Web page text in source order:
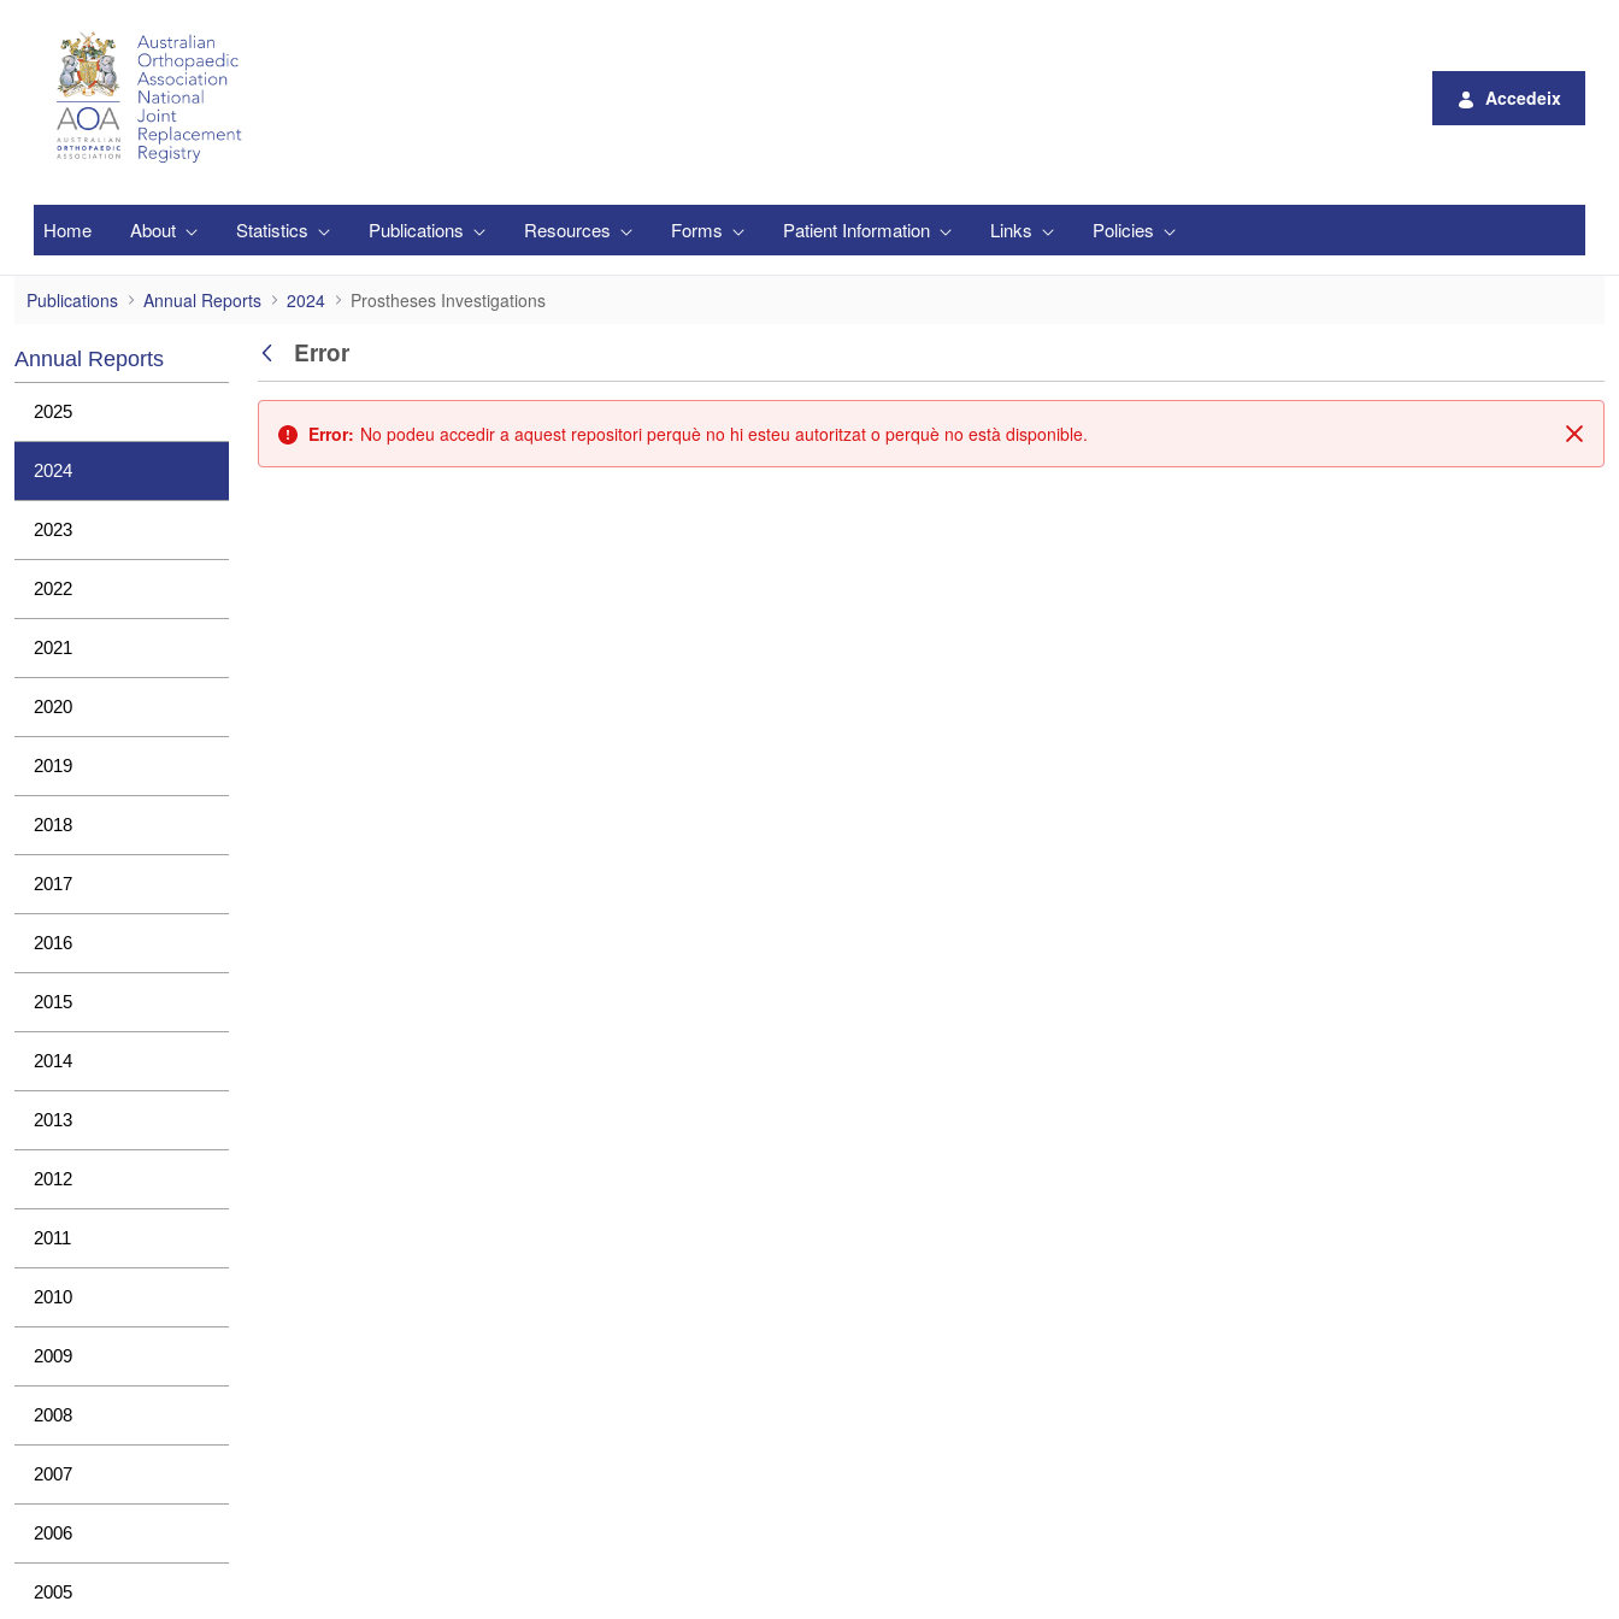
Accedeix
Home About Statistics Publications Resources Forms Patient Information Links Policies
Prostheses Investigations
Publications Annual Reports 2024 Prostheses Investigations
Annual Reports
2025
2024
2023
2022
2021
2020
2019
2018
2017
2016
2015
2014
2013
2012
2011
2010
2009
2008
2007
2006
2005
Vés enrere
Error
Error: No podeu accedir a aquest repositori perquè no hi esteu autoritzat o perquè no està disponible.